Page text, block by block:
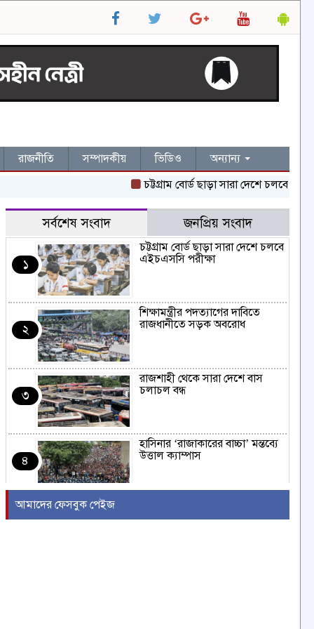
রাজনীতি সম্পাদকীয় ভিডিও
অন্যান্য
চট্টগ্রাম বোর্ড ছাড়া সারা দেশে চলবে এইচএসসি
সর্বশেষ সংবাদ জনপ্রিয় সংবাদ
১
চট্টগ্রাম বোর্ড ছাড়া সারা দেশে চলবে
এইচএসসি পরীক্ষা
২
শিক্ষামন্ত্রীর পদত্যাগের দাবিতে
রাজধানীতে সড়ক অবরোধ
৩
রাজশাহী থেকে সারা দেশে বাস
চলাচল বন্ধ
৪
হাসিনার ‘রাজাকারের বাচ্চা’ মন্তব্যে
উত্তাল ক্যাম্পাস
আজ বৈঠকে বসছেন ট্রাম্প
আমাদের ফেসবুক পেইজ